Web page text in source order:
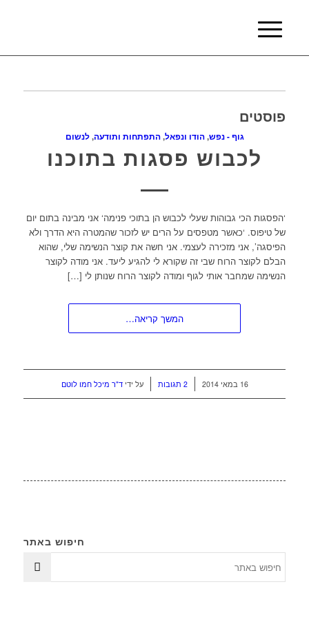
פוסטים
גוף - נפש,הודו ונפאל,התפתחות ותודעה,לנשום
לכבוש פסגות בתוכנו
‘הפסגות הכי גבוהות שעלי לכבוש הן בתוכי פנימה‘ אני מבינה בתום יום
של טיפוס. ‘כאשר מטפסים על הרים יש לזכור שהמטרה היא הדרך ולא
הפיסגה’, אני מזכירה לעצמי. אני חשה את קוצר הנשימה שלי, שהוא
הבלם לקוצר הרוח שבי זה שקורא לי להגיע ליעד. אני מודה לקוצר
הנשימה שמחבר אותי לגוף ומודה לקוצר הרוח שנותן לי […]
המשך קריאה…
16 במאי 2014 2 תגובות על ידיד"ר מיכל חמו לוטם
חיפוש באתר